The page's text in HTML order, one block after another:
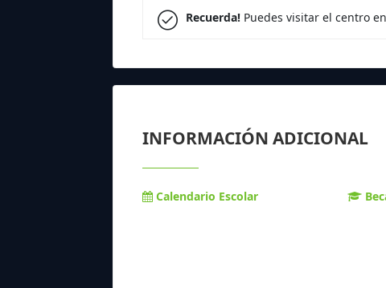
Recuerda!Puedes visitar el centro
INFORMACIÓN ADICIONAL
Calendario Escolar